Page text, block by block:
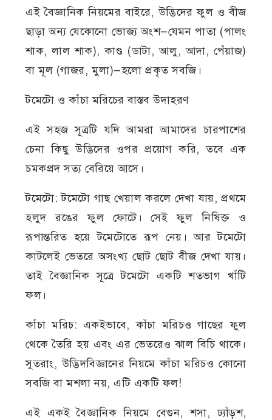
এই বৈজ্ঞানিক নিয়মের বাইরে, উদ্ভিদের ফুল ও বীজ
ছাড়া অন্য যেকোনো ভোজ্য অংশ—যেমন পাতা (পালং
শাক, লাল শাক), কাণ্ড (ডাটা, আলু, আদা, পেঁয়াজ)
বা মূল (গাজর, মুলা)—হলো প্রকৃত সবজি।
টমেটো ও কাঁচা মরিচের বাস্তব উদাহরণ
এই সহজ সূত্রটি যদি আমরা আমাদের চারপাশের
চেনা কিছু উদ্ভিদের ওপর প্রয়োগ করি, তবে এক
চমকপ্রদ সত্য বেরিয়ে আসে।
টমেটো: টমেটো গাছ খেয়াল করলে দেখা যায়, প্রথমে
হলুদ রঙের ফুল ফোটে। সেই ফুল নিষিক্ত ও
রূপান্তরিত হয়ে টমেটোতে রূপ নেয়। আর টমেটো
কাটলেই ভেতরে অসংখ্য ছোট ছোট বীজ দেখা যায়।
তাই বৈজ্ঞানিক সূত্রে টমেটো একটি শতভাগ খাঁটি
ফল।
কাঁচা মরিচ: একইভাবে, কাঁচা মরিচও গাছের ফুল
থেকে তৈরি হয় এবং এর ভেতরেও ঝাল বিচি থাকে।
সুতরাং, উদ্ভিদবিজ্ঞানের নিয়মে কাঁচা মরিচও কোনো
সবজি বা মশলা নয়, এটি একটি ফল!
এই একই বৈজ্ঞানিক নিয়মে বেগুন, শসা, ঢ্যাঁড়শ,